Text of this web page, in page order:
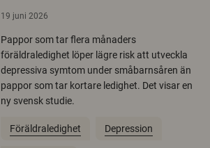
19 juni 2026
Pappor som tar flera månaders
föräldraledighet löper lägre risk att utveckla
depressiva symtom under småbarnsåren än
pappor som tar kortare ledighet. Det visar en
ny svensk studie.
Föräldraledighet Depression